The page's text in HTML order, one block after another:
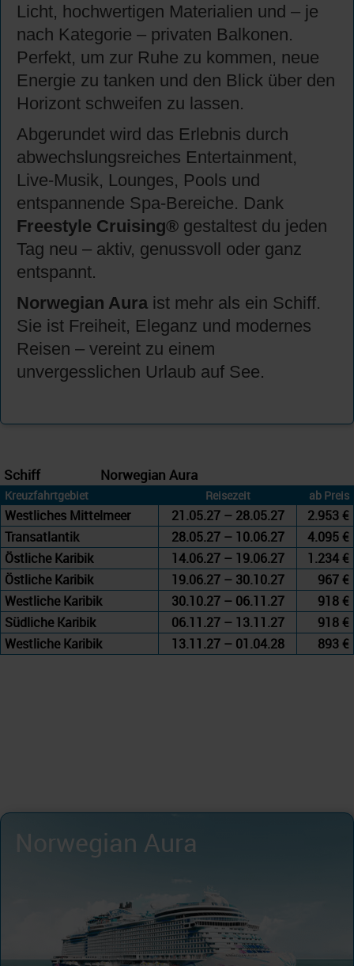
Licht, hochwertigen Materialien und – je
nach Kategorie – privaten Balkonen.
Perfekt, um zur Ruhe zu kommen, neue
Energie zu tanken und den Blick über den
Horizont schweifen zu lassen.
Abgerundet wird das Erlebnis durch
abwechslungsreiches Entertainment,
Live-Musik, Lounges, Pools und
entspannende Spa-Bereiche. Dank
Freestyle Cruising® gestaltest du jeden
Tag neu – aktiv, genussvoll oder ganz
entspannt.
Norwegian Aura ist mehr als ein Schiff.
Sie ist Freiheit, Eleganz und modernes
Reisen – vereint zu einem
unvergesslichen Urlaub auf See.
Schiff Norwegian Aura
Kreuzfahrtgebiet Reisezeit ab Preis
Westliches Mittelmeer 21.05.27 – 28.05.27
2.953 €
Transatlantik
28.05.27 – 10.06.27
4.095 €
Östliche Karibik
14.06.27 – 19.06.27
1.234 €
Östliche Karibik
19.06.27 – 30.10.27
967 €
Westliche Karibik
30.10.27 – 06.11.27
918 €
Südliche Karibik
06.11.27 – 13.11.27
918 €
Westliche Karibik
13.11.27 – 01.04.28 893 €
Norwegian Aura